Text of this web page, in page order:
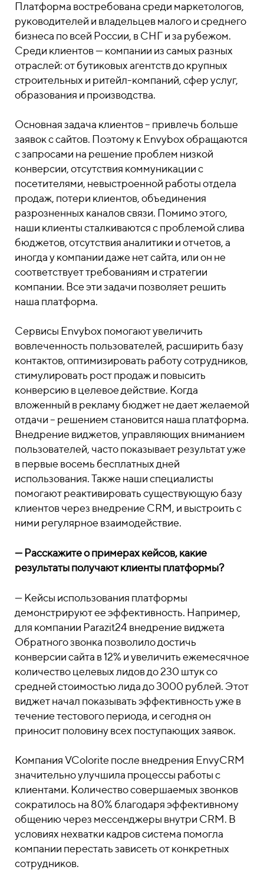
Платформа востребована среди маркетологов,
руководителей и владельцев малого и среднего
бизнеса по всей России, в СНГ и за рубежом.
Среди клиентов — компании из самых разных
отраслей: от бутиковых агентств до крупных
строительных и ритейл-компаний, сфер услуг,
образования и производства.
Основная задача клиентов – привлечь больше
заявок с сайтов. Поэтому к Envybox обращаются
с запросами на решение проблем низкой
конверсии, отсутствия коммуникации с
посетителями, невыстроенной работы отдела
продаж, потери клиентов, объединения
разрозненных каналов связи. Помимо этого,
наши клиенты сталкиваются с проблемой слива
бюджетов, отсутствия аналитики и отчетов, а
иногда у компании даже нет сайта, или он не
соответствует требованиям и стратегии
компании. Все эти задачи позволяет решить
наша платформа.
Сервисы Envybox помогают увеличить
вовлеченность пользователей, расширить базу
контактов, оптимизировать работу сотрудников,
стимулировать рост продаж и повысить
конверсию в целевое действие. Когда
вложенный в рекламу бюджет не дает желаемой
отдачи – решением становится наша платформа.
Внедрение виджетов, управляющих вниманием
пользователей, часто показывает результат уже
в первые восемь бесплатных дней
использования. Также наши специалисты
помогают реактивировать существующую базу
клиентов через внедрение CRM, и выстроить с
ними регулярное взаимодействие.
— Расскажите о примерах кейсов, какие
результаты получают клиенты платформы?
—Кейсы использования платформы
демонстрируют ее эффективность. Например,
для компании Parazit24 внедрение виджета
Обратного звонка позволило достичь
конверсии сайта в 12% и увеличить ежемесячное
количество целевых лидов до 230 штук со
средней стоимостью лида до 3000 рублей. Этот
виджет начал показывать эффективность уже в
течение тестового периода, и сегодня он
приносит половину всех поступающих заявок.
Компания VColorite после внедрения EnvyCRM
значительно улучшила процессы работы с
клиентами. Количество совершаемых звонков
сократилось на 80% благодаря эффективному
общению через мессенджеры внутри CRM. В
условиях нехватки кадров система помогла
компании перестать зависеть от конкретных
сотрудников.